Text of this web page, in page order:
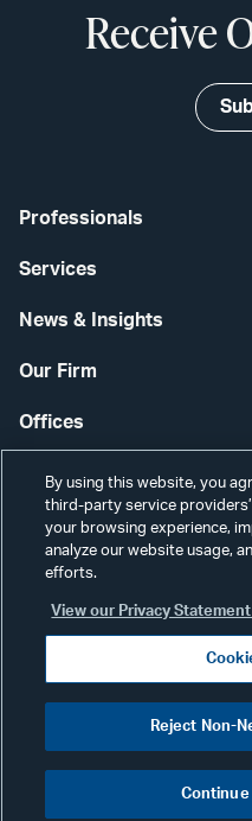
Professionals
Services
News & Insights
Our Firm
Offices
Careers
Receive
©2026
By using this website, you
third-party service
your browsing experience,
analyze our website usage,
efforts.
View our Privacy
Reject Non-